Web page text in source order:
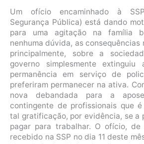
Um ofício encaminhado à
Segurança Pública) está dando
para uma agitação na família
nenhuma dúvida, as consequências
principalmente, sobre a
governo simplesmente
permanência em serviço de
preferiram permanecer na ativa.
nova debandada para a
contingente de profissionais que
tal gratificação, por evidência, se a
pagar para trabalhar. O ofício, de
recebido na SSP no dia 11 deste